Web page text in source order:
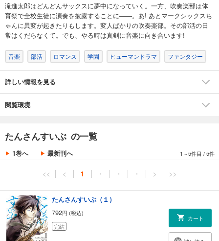
滝進太郎はどんどんサックスに夢中になっていく。一方、吹奏楽部は体
育祭で全校生徒に演奏を披露することに――。あ! あとマークシックスち
ゃんに異変が起きたりもします。変人ばかりの吹奏楽部。その部活の日
常はくだらなくて。でも、やる時は真剣に音楽に向き合います!
音楽 部活 ロマンス 学園 ヒューマンドラマ ファンタジー
詳しい情報を見る
閲覧環境
たんさんすいぶ の一覧
1巻へ 最新刊へ 1～5件目 /5件
<< < 1 ・ ・ ・ > >>
たんさんすいぶ（１）
792円 (税込)
完結
カート